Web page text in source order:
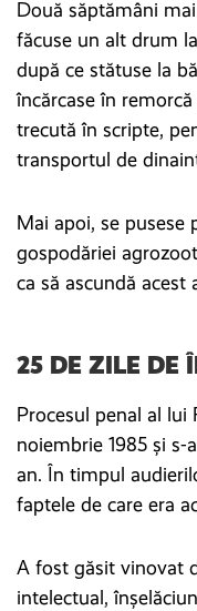
Două săptămâni
făcuse un alt drum
după ce stătuse la
încărcase în
trecută în scripte,
transportul de
Mai apoi, se pusese
gospodăriei
ca să ascundă acest
25 DE ZILE DE
Procesul penal al lui
noiembrie 1985 și s-
an. În timpul
faptele de care era
A fost găsit vinovat
intelectual,